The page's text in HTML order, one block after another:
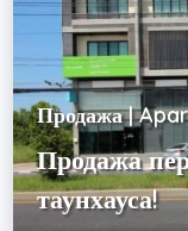
Продажа |
Продажа
таунхауса!